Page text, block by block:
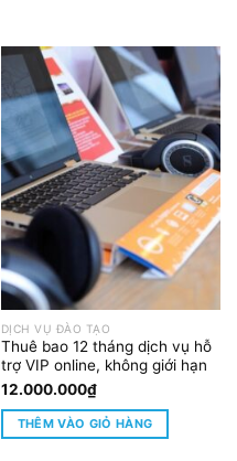
DỊCH VỤ ĐÀO TẠO
Thuê bao 12 tháng dịch vụ hỗ
trợ VIP online, không giới hạn
12.000.000₫
THÊM VÀO GIỎ HÀNG